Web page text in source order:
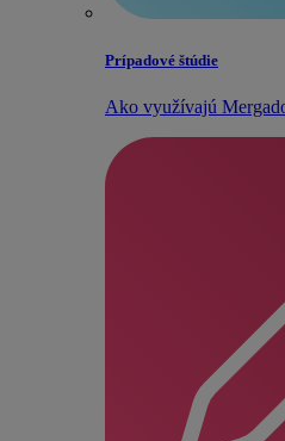
Prípadové štúdie
Ako využívajú